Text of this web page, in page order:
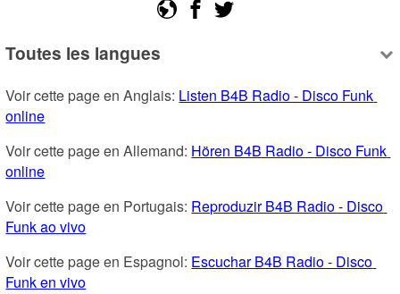
Toutes les langues
Voir cette page en Anglais: Listen B4B Radio - Disco Funk
online
Voir cette page en Allemand: Hören B4B Radio - Disco Funk
online
Voir cette page en Portugais: Reproduzir B4B Radio - Disco
Funk ao vivo
Voir cette page en Espagnol: Escuchar B4B Radio - Disco
Funk en vivo